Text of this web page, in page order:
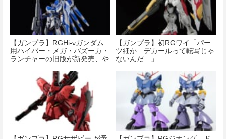
【ガンプラ】RGHi-νガンダム
用ハイパー・メガ・バズーカ・
ランチャーの旧版が新発売、や
【ガンプラ】初RGワイ「パー
ツ細か…デカールって転写じゃ
ないんだ…」